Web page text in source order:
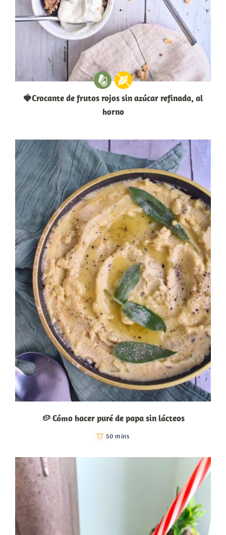
🍓Crocante de frutos rojos sin azúcar refinada, al
horno
🥔 Cómo hacer puré de papa sin lácteos
50 mins